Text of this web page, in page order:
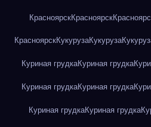
КрасноярскКрасноярск
КрасноярскКукурузаКукуруза
Куриная грудкаКуриная грудка
Куриная грудкаКуриная грудка
Куриная грудкаКуриная грудка